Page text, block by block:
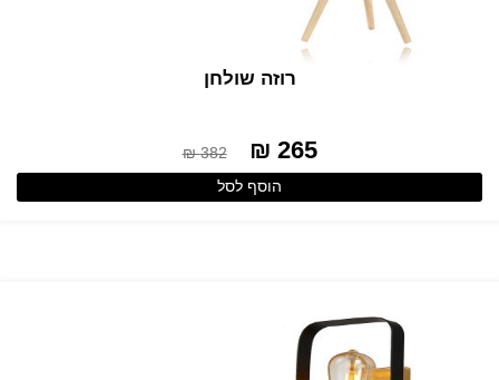
רוזה שולחן
265 ₪
382 ₪
הוסף לסל